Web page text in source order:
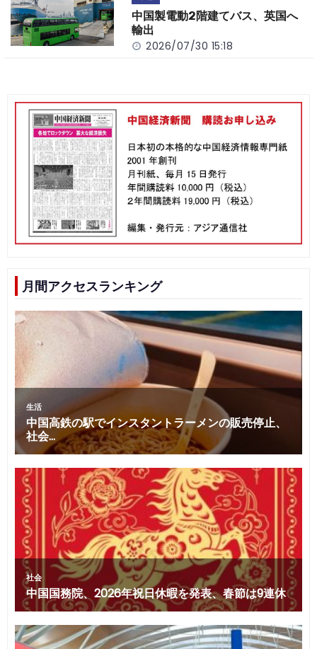
中国製電動2階建てバス、英国へ
輸出
2026/07/30 15:18
月間アクセスランキング